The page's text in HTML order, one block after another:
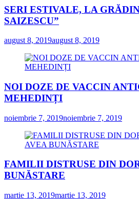
SERI ESTIVALE, LA
SAIZESCU”
august 8, 2019august 8, 2019
NOI DOZE DE VACCIN
MEHEDINȚI
noiembrie 7, 2019noiembrie 7, 2019
FAMILII DISTRUSE DIN
BUNĂSTARE
martie 13, 2019martie 13, 2019